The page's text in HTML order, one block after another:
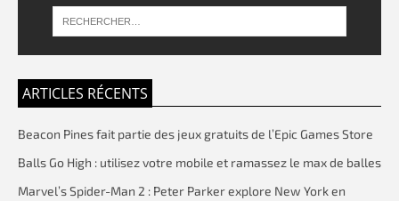
ARTICLES RÉCENTS
Beacon Pines fait partie des jeux gratuits de l’Epic Games Store
Balls Go High : utilisez votre mobile et ramassez le max de balles
Marvel’s Spider-Man 2 : Peter Parker explore New York en